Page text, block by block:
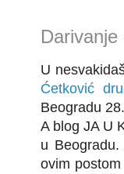
U nesvakida
Ćetković
Beogradu
A blog JA U
u
ovim